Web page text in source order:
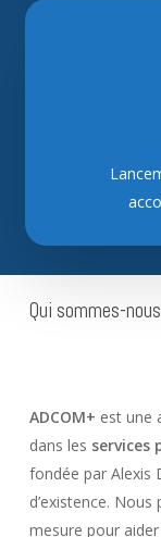
Qui sommes-
ADCOM+ est une
dans les services
fondée par Alexis
d’existence.
mesure pour